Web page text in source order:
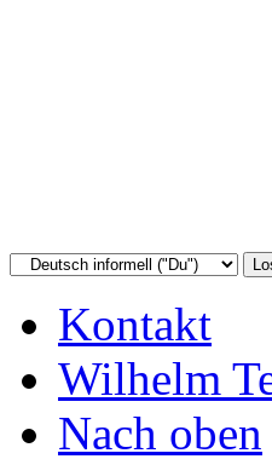
Kontakt
Wilhelm
Nach oben